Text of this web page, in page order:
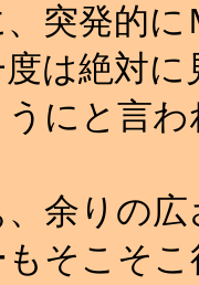
突発的
は絶対に
にと言
、余りの
もそこそ